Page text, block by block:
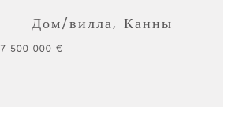
Дом/вилла, Канны
7 500 000 €